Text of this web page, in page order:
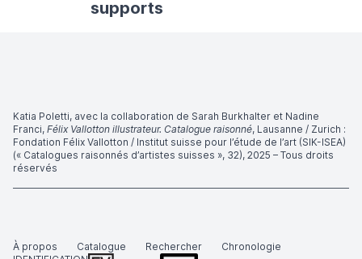
supports
Katia Poletti, avec la collaboration de Sarah Burkhalter et Nadine
Franci, Félix Vallotton illustrateur. Catalogue raisonné, Lausanne / Zurich :
Fondation Félix Vallotton / Institut suisse pour l’étude de l’art (SIK-ISEA)
(« Catalogues raisonnés d’artistes suisses », 32), 2025 – Tous droits
réservés
À propos Catalogue Rechercher
Chronologie